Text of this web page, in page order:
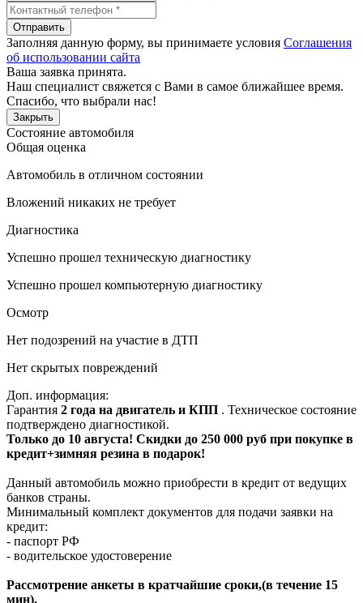
Отправить
Заполняя данную форму, вы принимаете условия Соглашения
об использовании сайта
Ваша заявка принята.
Наш специалист свяжется с Вами в самое ближайшее время.
Спасибо, что выбрали нас!
Закрыть
Состояние автомобиля
Общая оценка
Автомобиль в отличном состоянии
Вложений никаких не требует
Диагностика
Успешно прошел техническую диагностику
Успешно прошел компьютерную диагностику
Осмотр
Нет подозрений на участие в ДТП
Нет скрытых повреждений
Доп. информация:
Гарантия 2 года на двигатель и КПП . Техническое состояние
подтверждено диагностикой.
Только до 10 августа! Скидки до 250 000 руб при покупке в
кредит+зимняя резина в подарок!
Данный автомобиль можно приобрести в кредит от ведущих
банков страны.
Минимальный комплект документов для подачи заявки на
кредит:
- паспорт РФ
- водительское удостоверение
Рассмотрение анкеты в кратчайшие сроки,(в течение 15
мин).